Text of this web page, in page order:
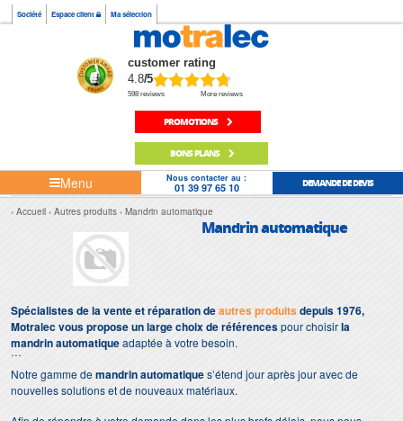
Société Espace client Ma sélection
customer rating
4.8/5
598 reviews More reviews
PROMOTIONS
BONS PLANS
Menu Nous contacter au :
01 39 97 65 10 DEMANDE DE DEVIS
Accueil Autres produits Mandrin automatique
Mandrin automatique
Spécialistes de la vente et réparation deautres produits depuis 1976,
Motralec vous propose un large choix de référencespour choisirla
mandrin automatiqueadaptée à votre besoin.
Notre gamme demandrin automatiques’étend jour après jour avec de
nouvelles solutions et de nouveaux matériaux.